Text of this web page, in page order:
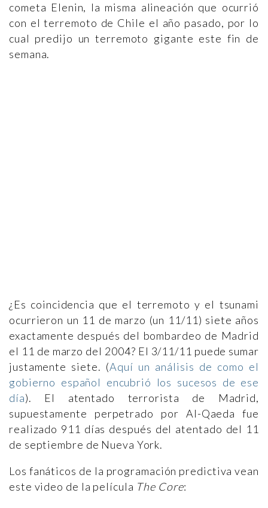
cometa Elenin, la misma alineación que ocurrió
con el terremoto de Chile el año pasado, por lo
cual predijo un terremoto gigante este fin de
semana.
¿Es coincidencia que el terremoto y el tsunami
ocurrieron un 11 de marzo (un 11/11) siete años
exactamente después del bombardeo de Madrid
el 11 de marzo del 2004? El 3/11/11 puede sumar
justamente siete. (Aquí un análisis de como el
gobierno español encubrió los sucesos de ese
día). El atentado terrorista de Madrid,
supuestamente perpetrado por Al-Qaeda fue
realizado 911 días después del atentado del 11
de septiembre de Nueva York.
Los fanáticos de la programación predictiva vean
este video de la película The Core: